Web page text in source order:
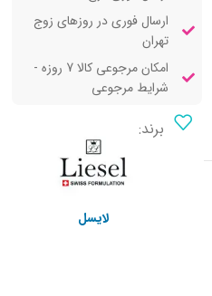
ارسال فوری در روزهای زوج
تهران
امکان مرجوعی کالا 7 روزه -
شرایط مرجوعی
برند:
لایسل